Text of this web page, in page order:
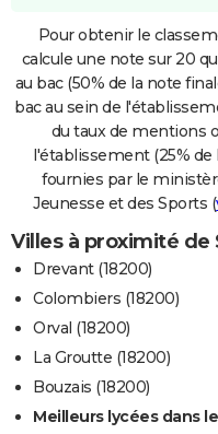
Pour obtenir le
calcule une note sur 20
au bac (50% de la note
bac au sein de
du taux de mentions
l'établissement (25% de
fournies par le
Jeunesse et des Sports (
Villes à proximité
Drevant (18200)
Colombiers (18200)
Orval (18200)
La Groutte (18200)
Bouzais (18200)
Meilleurs lycées dans